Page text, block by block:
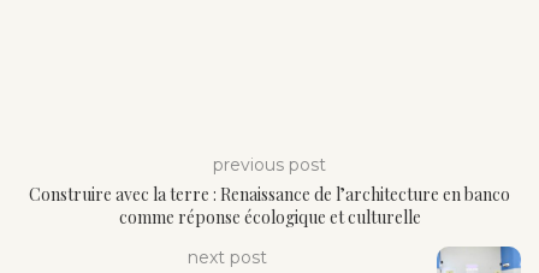
previous post
Construire avec la terre : Renaissance de l’architecture en banco
comme réponse écologique et culturelle
next post